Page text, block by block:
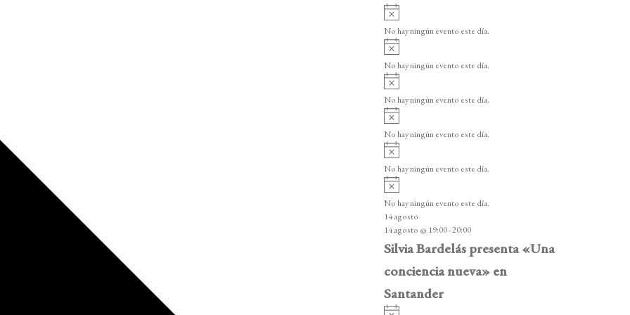
v
i
o
No hay ningún evento este día.
v
i
o
No hay ningún evento este día.
v
i
o
No hay ningún evento este día.
v
i
o
No hay ningún evento este día.
v
i
o
No hay ningún evento este día.
v
i
s
o
No hay ningún evento este día.
14 agosto
14 agosto @ 19:00-20:00
Silvia Bardelás presenta «Una
conciencia nueva» en
Santander
A